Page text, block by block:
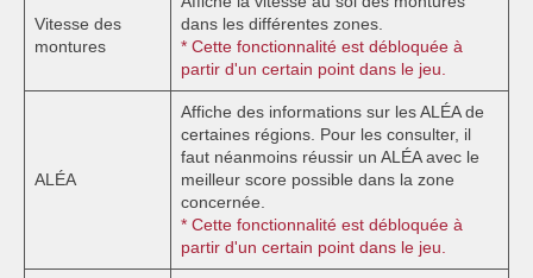
Vitesse des
montures
dans les différentes zones.
* Cette fonctionnalité est débloquée à
partir d'un certain point dans le jeu.
ALÉA
Affiche des informations sur les ALÉA de
certaines régions. Pour les consulter, il
faut néanmoins réussir un ALÉA avec le
meilleur score possible dans la zone
concernée.
* Cette fonctionnalité est débloquée à
partir d'un certain point dans le jeu.